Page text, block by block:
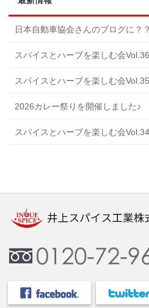
日本自動車協会さんのブログに？？
スパイスとハーブを楽しむ会
スパイスとハーブを楽しむ会
2026カレー祭りを開催しました♪
スパイスとハーブを楽しむ会